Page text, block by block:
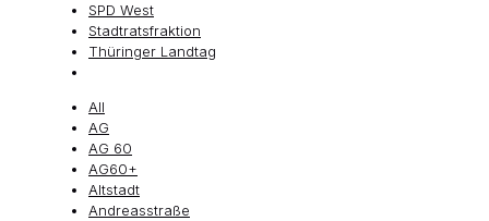
SPD West
Stadtratsfraktion
Thüringer Landtag
All
AG
AG 60
AG60+
Altstadt
Andreasstraße